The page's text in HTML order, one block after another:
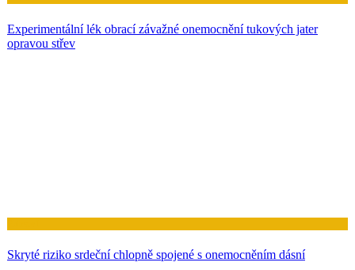
Experimentální lék obrací závažné onemocnění tukových jater
opravou střev
Skryté riziko srdeční chlopně spojené s onemocněním dásní